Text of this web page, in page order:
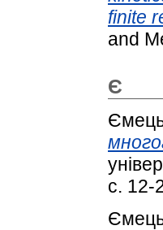
finite
and
Є
с. 12-